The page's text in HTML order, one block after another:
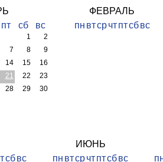
пт сб вс
1
2
7 8
9
14 15
16
21 22
23
28 29
30
ФЕВРАЛЬ
пн втср чт птсб вс
сбвс
ИЮНЬ
пн втсрчтптсбвс